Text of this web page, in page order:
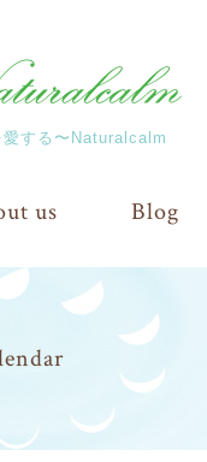
愛する〜Naturalcalm
us Blog